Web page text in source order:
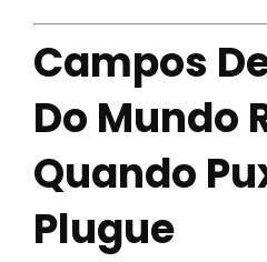
Campos
Do Mundo
Quando
Plugue